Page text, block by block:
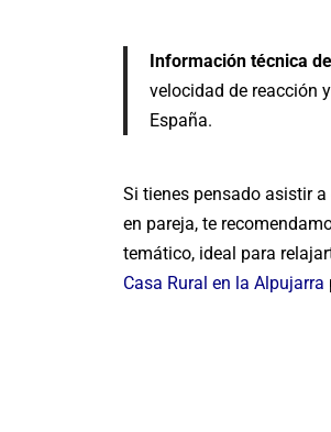
Información técnica
velocidad de reacción
España.
Si tienes pensado asistir
en pareja, te
temático, ideal para
Casa Rural en la Alpujarra